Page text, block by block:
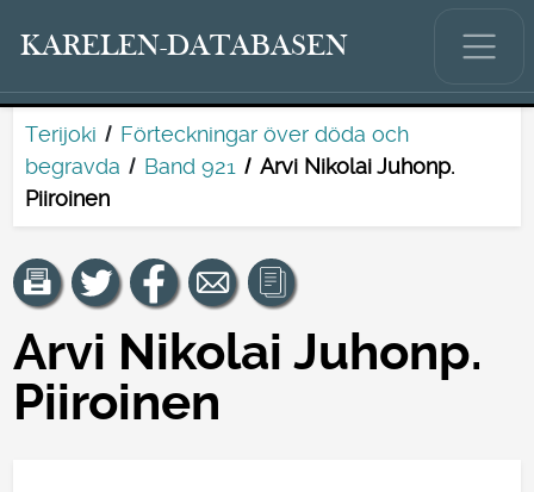
KARELEN-DATABASEN
Terijoki
Förteckningar över döda och
begravda
Band 921
Arvi Nikolai Juhonp.
Piiroinen
Arvi Nikolai Juhonp.
Piiroinen